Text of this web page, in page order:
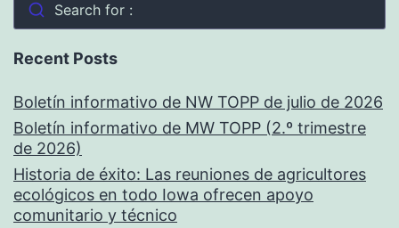
Search for :
Recent Posts
Boletín informativo de NW TOPP de julio de 2026
Boletín informativo de MW TOPP (2.º trimestre
de 2026)
Historia de éxito: Las reuniones de agricultores
ecológicos en todo Iowa ofrecen apoyo
comunitario y técnico